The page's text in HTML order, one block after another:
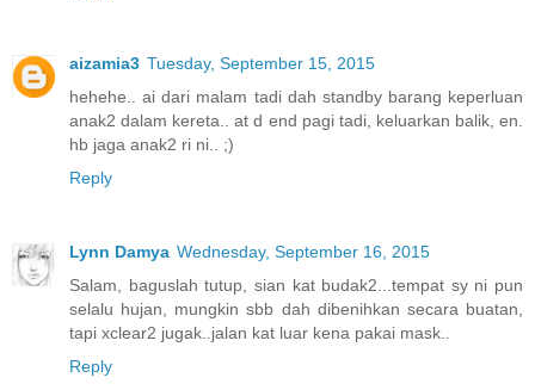
aizamia3 Tuesday, September 15, 2015
hehehe.. ai dari malam tadi dah standby barang keperluan
anak2 dalam kereta.. at d end pagi tadi, keluarkan balik, en.
hb jaga anak2 ri ni.. ;)
Reply
Lynn Damya Wednesday, September 16, 2015
Salam, baguslah tutup, sian kat budak2...tempat sy ni pun
selalu hujan, mungkin sbb dah dibenihkan secara buatan,
tapi xclear2 jugak..jalan kat luar kena pakai mask..
Reply